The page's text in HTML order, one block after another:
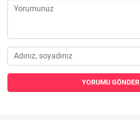
YORUMU GÖNDER